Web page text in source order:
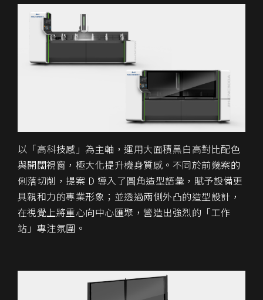
以「高科技感」為主軸，運用大面積黑白高對比配色
與開闊視窗，極大化提升機身質感。不同於前幾案的
俐落切削，提案 D 導入了圓角造型語彙，賦予設備更
具親和力的專業形象；並透過兩側外凸的造型設計，
在視覺上將重心向中心匯聚，營造出強烈的「工作
站」專注氛圍。